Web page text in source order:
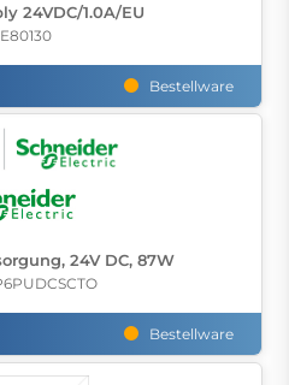
24VDC/1.0A/EU
E80130
Bestellware
24V DC, 87W
Bestellware